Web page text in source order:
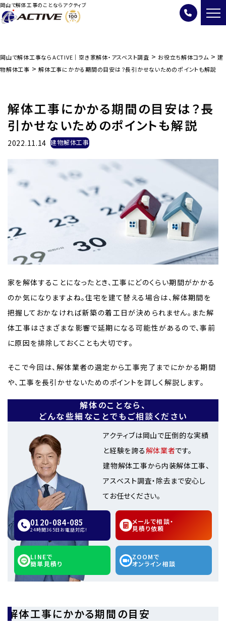
岡山で解体工事のことならアクティブ
岡山で解体工事ならACTIVE｜空き家解体・アスベスト調査 > お役立ち解体コラム > 建
物解体工事 > 解体工事にかかる期間の目安は？長引かせないためのポイントも解説
解体工事にかかる期間の目安は？長
引かせないためのポイントも解説
2022.11.14 建物解体工事
家を解体することになったとき、工事にどのくらい期間がかかる
のか気になりますよね。住宅を建て替える場合は、解体期間を
把握しておかなければ新築の着工日が決められません。また解
体工事はさまざまな影響で延期になる可能性があるので、事前
に原因を排除しておくことも大切です。
そこで今回は、解体業者の選定から工事完了までにかかる期間
や、工事を長引かせないためのポイントを詳しく解説します。
解体のことなら、
どんな些細なことでもご相談ください
アクティブは岡山で圧倒的な実績
と経験を誇る解体業者です。
建物解体工事から内装解体工事、
アスベスト調査・除去まで安心し
てお任せください。
0120-084-085
24時間365日お電話対応!
メールで相談・
見積り依頼
LINEで
簡単見積り
ZOOMで
オンライン相談
解体工事にかかる期間の目安